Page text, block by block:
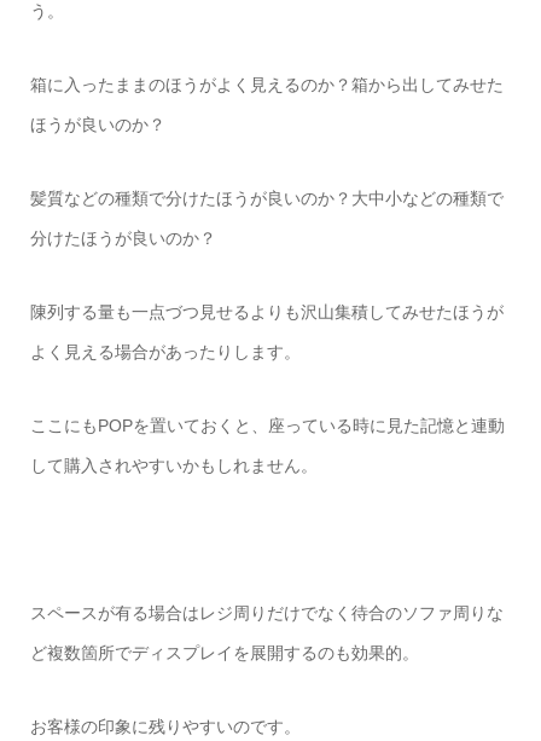
う。
箱に入ったままのほうがよく見えるのか？箱から出してみせた
ほうが良いのか？
髪質などの種類で分けたほうが良いのか？大中小などの種類で
分けたほうが良いのか？
陳列する量も一点づつ見せるよりも沢山集積してみせたほうが
よく見える場合があったりします。
ここにもPOPを置いておくと、座っている時に見た記憶と連動
して購入されやすいかもしれません。
スペースが有る場合はレジ周りだけでなく待合のソファ周りな
ど複数箇所でディスプレイを展開するのも効果的。
お客様の印象に残りやすいのです。